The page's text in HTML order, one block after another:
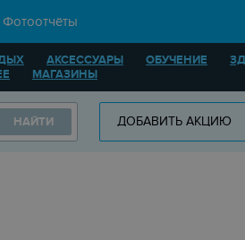
Фотоотчёты
АКСЕССУАРЫ ОБУЧЕНИЕ
МАГАЗИНЫ
НАЙТИ ДОБАВИТЬ АКЦИЮ